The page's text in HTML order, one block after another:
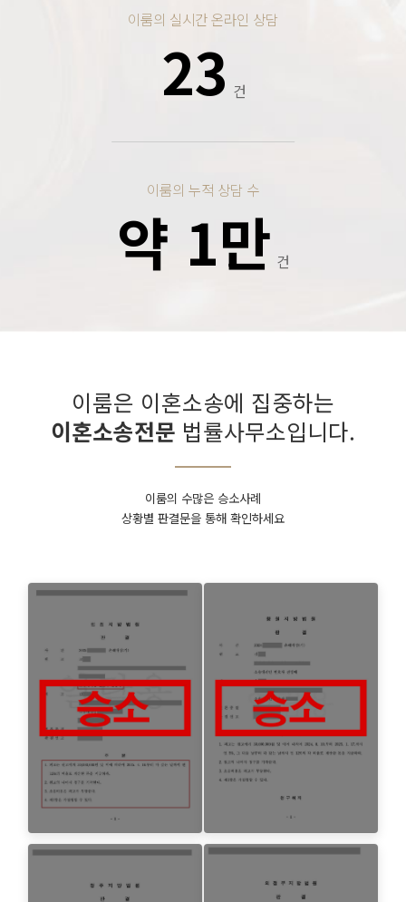
이룸의 실시간 온라인 상담
23 건
이룸의 누적 상담 수
약 1만 건
이룸은 이혼소송에 집중하는
이혼소송전문 법률사무소입니다.
이룸의 수많은 승소사례
상황별 판결문을 통해 확인하세요